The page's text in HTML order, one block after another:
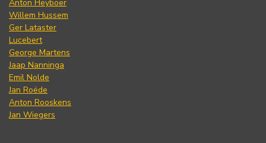
Anton Heyboer
Willem Hussem
Ger Lataster
Lucebert
George Martens
Jaap Nanninga
Emil Nolde
Jan Roëde
Anton Rooskens
Jan Wiegers